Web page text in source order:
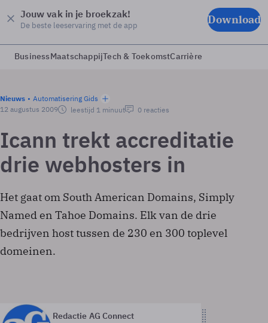
Jouw vak in je broekzak!
De beste leeservaring met de app Download
BusinessMaatschappijTech & ToekomstCarrière
Nieuws
Automatisering Gids
12 augustus 2009
leestijd 1 minuut 0 reacties
Icann trekt accreditatie
drie webhosters in
Het gaat om South American Domains, Simply
Named en Tahoe Domains. Elk van de drie
bedrijven host tussen de 230 en 300 toplevel
domeinen.
Redactie AG Connect